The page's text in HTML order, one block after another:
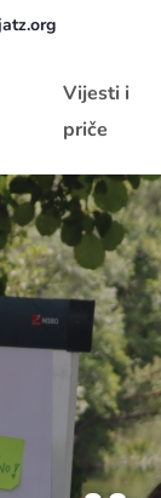
Vijesti i
priče